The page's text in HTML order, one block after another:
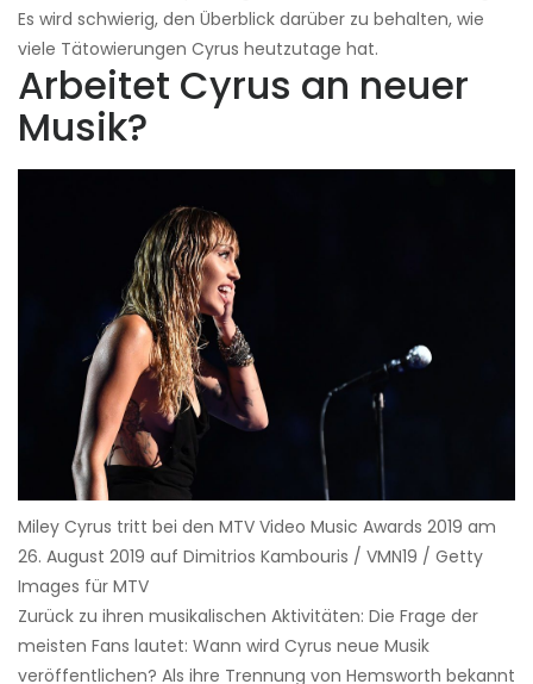
Es wird schwierig, den Überblick darüber zu behalten, wie
viele Tätowierungen Cyrus heutzutage hat.
Arbeitet Cyrus an neuer
Musik?
Miley Cyrus tritt bei den MTV Video Music Awards 2019 am
26. August 2019 auf Dimitrios Kambouris / VMN19 / Getty
Images für MTV
Zurück zu ihren musikalischen Aktivitäten: Die Frage der
meisten Fans lautet: Wann wird Cyrus neue Musik
veröffentlichen? Als ihre Trennung von Hemsworth bekannt